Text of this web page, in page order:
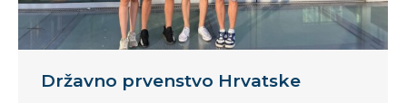
Državno prvenstvo Hrvatske